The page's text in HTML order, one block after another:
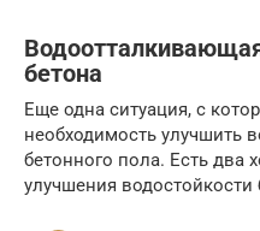
бетона
Еще одна ситуация, с
необходимость улучшить
бетонного пола. Есть два
улучшения водостойкости